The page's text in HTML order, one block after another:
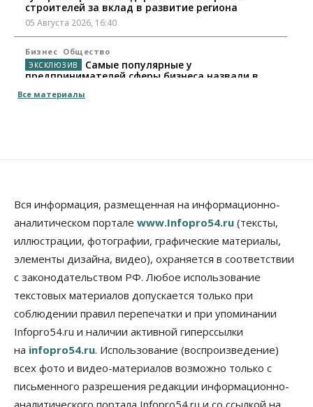
строителей за вклад в развитие региона
05 Августа 2026, 16:40
Бизнес Общество
Самые популярные у
предпринимателей сферы бизнеса назвали в
05 Августа 2026, 16:00
Недвижимость
Проект нового микрорайона на улице Кирова
утвердили в Новосибирске
05 Августа 2026, 15:30
Промышленность
Новосибирские компании произвели косметики
на два миллиарда рублей
05 Августа 2026, 15:00
Власть Финансы
Криптовалюта в России официально стала
имуществом
05 Августа 2026, 14:00
Все материалы
Вся информация, размещенная на информационно-
аналитическом портале www.Infopro54.ru (тексты,
иллюстрации, фотографии, графические материалы,
элементы дизайна, видео), охраняется в соответствии
с законодательством РФ. Любое использование
текстовых материалов допускается только при
соблюдении правил перепечатки и при упоминании
Infopro54.ru и наличии активной гиперссылки
на infopro54.ru. Использование (воспроизведение)
всех фото и видео-материалов возможно только с
письменного разрешения редакции информационно-